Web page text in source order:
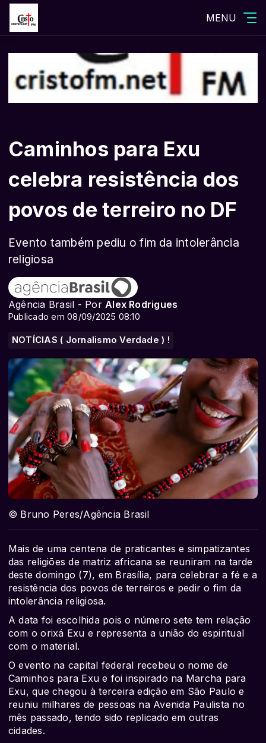
MENU
Caminhos para Exu
celebra resistência dos
povos de terreiro no DF
Evento também pediu o fim da intolerância
religiosa
Agência Brasil - PorAlex Rodrigues
Publicado em 08/09/2025 08:10
NOTÍCIAS ( Jornalismo Verdade ) !
© Bruno Peres/Agência Brasil
Mais de uma centena de praticantes e simpatizantes
das religiões de matriz africana se reuniram na tarde
deste domingo (7), em Brasília, para celebrar a fé e a
resistência dos povos de terreiros e pedir o fim da
intolerância religiosa.
A data foi escolhida pois o número sete tem relação
com o orixá Exu e representa a união do espiritual
com o material.
O evento na capital federal recebeu o nome de
Caminhos para Exu e foi inspirado na Marcha para
Exu, que chegou à terceira edição em São Paulo e
reuniu milhares de pessoas na Avenida Paulista no
mês passado, tendo sido replicado em outras
cidades.